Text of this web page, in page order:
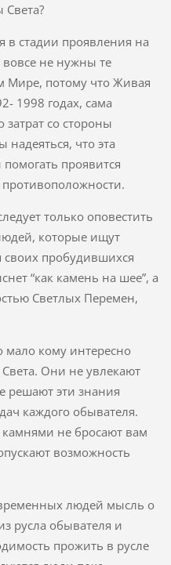
в стадии проявления на
не нужны те
Мире, потому что Живая
1998 годах, сама
затрат со стороны
что эта
проявится
только оповестить
которые ищут
своих пробудившихся
“как камень на шее”, а
Светлых Перемен,
мало кому интересно
Они не увлекают
решают эти знания
каждого обывателя.
камнями не бросают вам
возможность
людей мысль о
русла обывателя и
прожить в русле